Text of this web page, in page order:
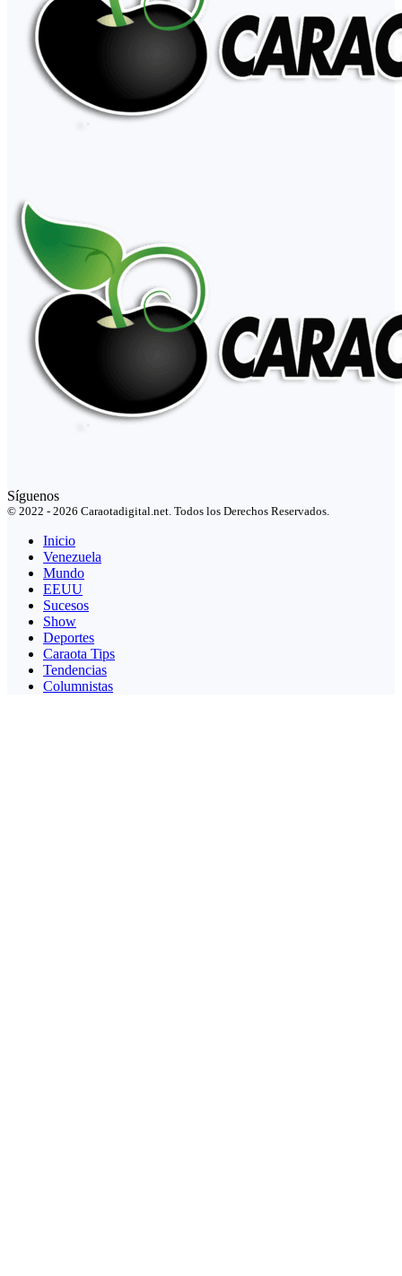
Síguenos
© 2022 - 2026 Caraotadigital.net. Todos los Derechos Reservados.
Inicio
Venezuela
Mundo
EEUU
Sucesos
Show
Deportes
Caraota Tips
Tendencias
Columnistas